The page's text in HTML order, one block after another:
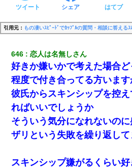
ツイート シェア はてブ
引用元： もの凄いｽﾋﾟｰﾄﾞでｶｯﾌﾟﾙの質問・相談に答えるｽ
646 恋人は名無しさん
好きか嫌いかで考えた場合
程度で付き合ってる方います
彼氏からスキンシップを控
ればいいでしょうか
そういう気分になれないの
ザリという失敗を繰り返して
スキンシップ嫌がるくらい